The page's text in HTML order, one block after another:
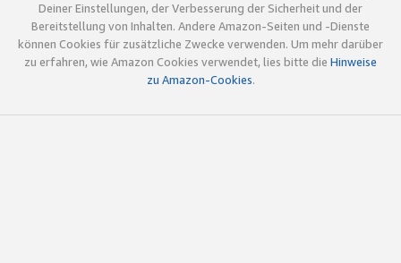
Deiner Einstellungen, der Verbesserung der Sicherheit und der
Bereitstellung von Inhalten. Andere Amazon-Seiten und -Dienste
können Cookies für zusätzliche Zwecke verwenden. Um mehr darüber
zu erfahren, wie Amazon Cookies verwendet, lies bitte die Hinweise
zu Amazon-Cookies.